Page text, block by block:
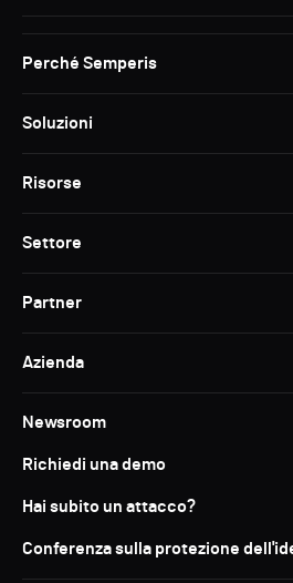
Perché Semperis
Soluzioni
Risorse
Settore
Partner
Azienda
Newsroom
Richiedi una demo
Hai subito un attacco?
Conferenza sulla protezione